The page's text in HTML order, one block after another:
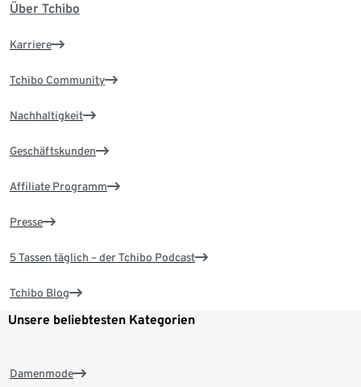
Über Tchibo
Karriere
Tchibo Community
Nachhaltigkeit
Geschäftskunden
Affiliate Programm
Presse
5 Tassen täglich – der Tchibo Podcast
Tchibo Blog
Unsere beliebtesten Kategorien
Damenmode